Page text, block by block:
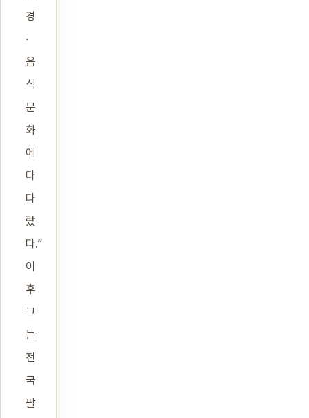
경
·
음
식
문
화
에
다
다
랐
다.”
이
후
그
는
전
국
팔